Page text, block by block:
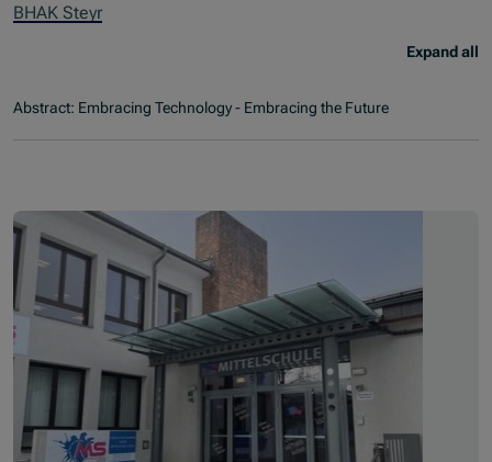
BHAK Steyr
Expand all
Abstract: Embracing Technology - Embracing the Future